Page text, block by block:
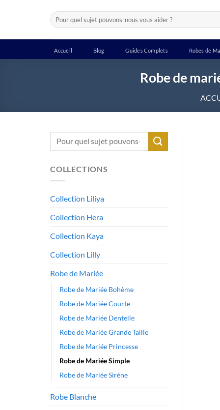
Recherche
pour :
Accueil Blog Guides Complets Robes de
Robe de
Recherche
COLLECTIONS
Collection Liliya
Collection Hera
Collection Kaya
Collection Lilly
Robe de Mariée
Robe de Mariée Bohème
Robe de Mariée Courte
Robe de Mariée Dentelle
Robe de Mariée Grande Taille
Robe de Mariée Princesse
Robe de Mariée Simple
Robe de Mariée Sirène
Robe Blanche